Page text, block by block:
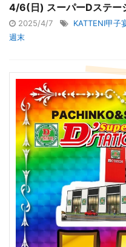
4/6(日) スーパーDステー
2025/4/7 KATTENI甲子
週末